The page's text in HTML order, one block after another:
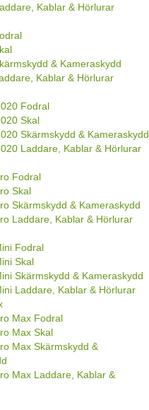
Kablar & Hörlurar
& Kameraskydd
Kablar & Hörlurar
Fodral
Skal
Skärmskydd & Kameraskydd
Laddare, Kablar & Hörlurar
Fodral
Skal
Skärmskydd & Kameraskydd
Laddare, Kablar & Hörlurar
Fodral
Skal
Skärmskydd & Kameraskydd
Laddare, Kablar & Hörlurar
Max Fodral
Max Skal
Max Skärmskydd &
Max Laddare, Kablar &